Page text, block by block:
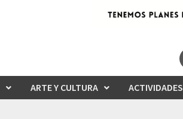
ARTE Y CULTURA ACTIVIDADES